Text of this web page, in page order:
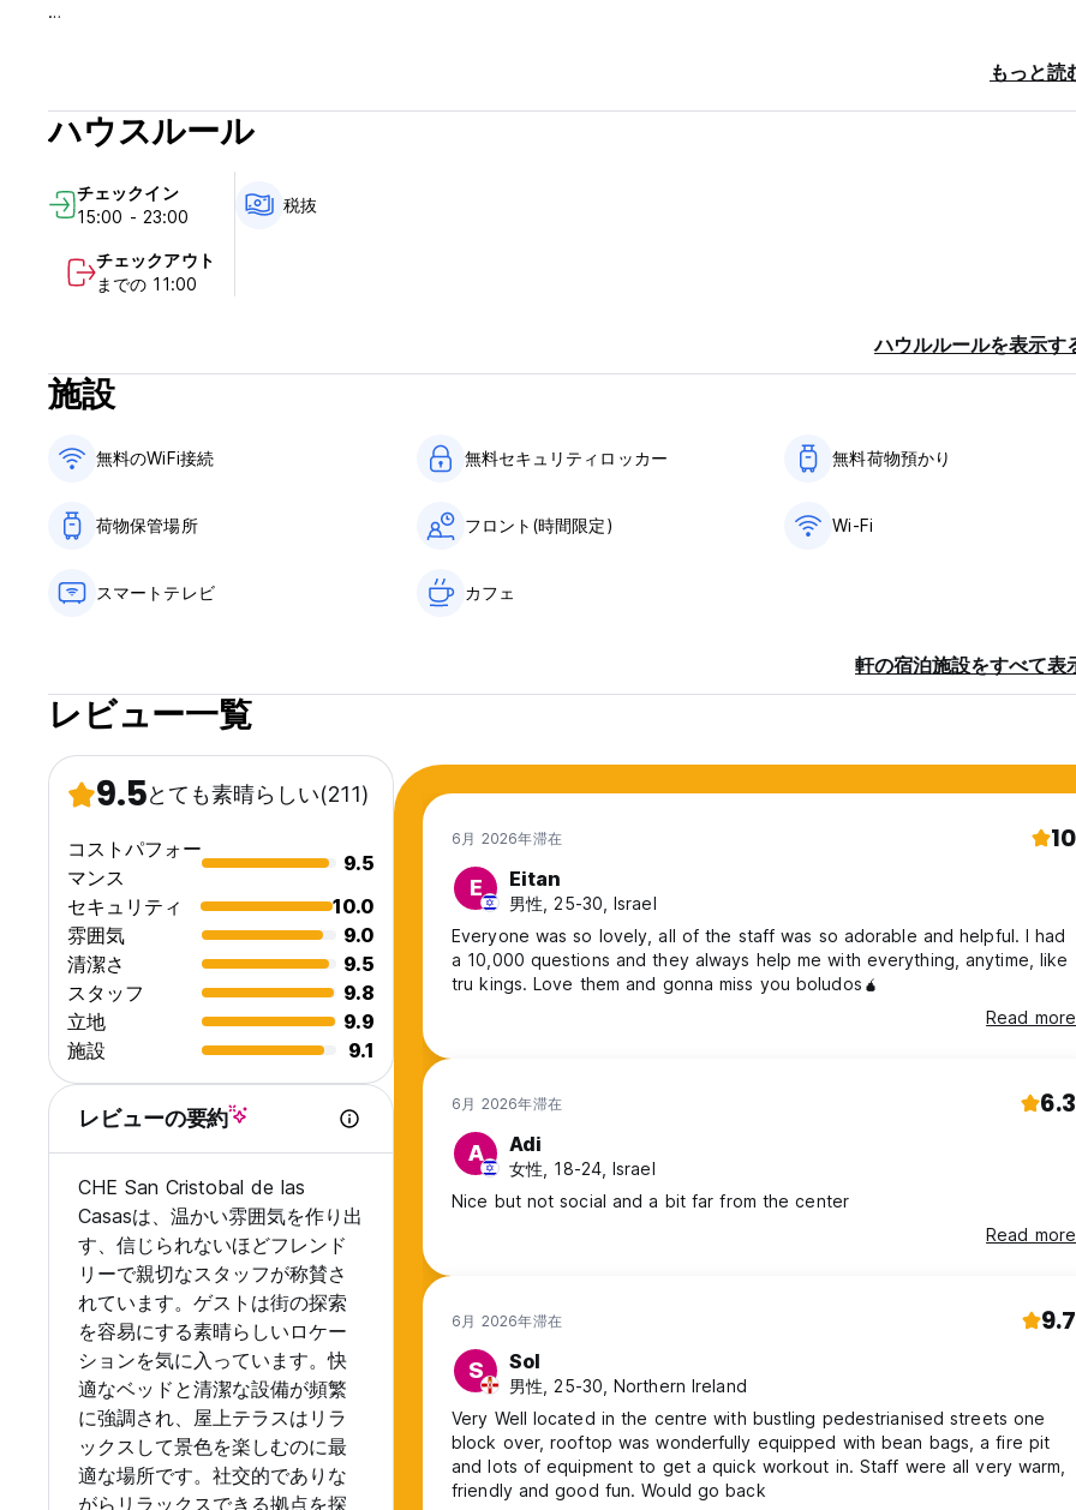
Che San Cristobal brings you everything you already love about our hostels in the Yucatan Peninsula and the Pacific coast,
We are way more than just a bed to sleep in; we are a hub for interaction, entertainment, and exploration. Every day here is
Our CHE MAKERS crew—your new friends, guides, and partners in crime—will show you the real San Cristobal: the best
spots to eat, what to see, and how to experience the destination like a true local. Step off the tourist trail and dive into the
essence of Chiapas!
Cancellation Policy:
Does not require advance payment.
*** Any applicable charges will be made to the guarantee card used to confirm your booking.
apply).
Check-out: before 11:00.
Payment upon arrival: cash, credit, and debit cards accepted.
Taxes: Not included (18%).
Breakfast: Not included.
General:
Reception from 07:00 to 23:00.
Minors and pets are not allowed.
もっと読
ハウスルール
チェックイン
15:00 - 23:00
チェックアウト
までの 11:00
税抜
ハウルルールを表示す
施設
無料のWiFi接続 無料セキュリティロッカー 無料荷物預かり
荷物保管場所 フロント(時間限定) Wi-Fi
スマートテレビ カフェ
軒の宿泊施設をすべて表
レビュー一覧
9.5とても素晴らしい(211)
コストパフォー
マンス
9.5
セキュリティ
10.0
雰囲気
9.0
清潔さ
9.5
スタッフ
9.8
立地
9.9
施設
9.1
レビューの要約
CHE San Cristobal de las
Casasは、温かい雰囲気を作り出
す、信じられないほどフレンド
リーで親切なスタッフが称賛さ
れています。ゲストは街の探索
を容易にする素晴らしいロケー
ションを気に入っています。快
適なベッドと清潔な設備が頻繁
に強調され、屋上テラスはリラ
ックスして景色を楽しむのに最
適な場所です。社交的でありな
がらリラックスできる拠点を探
6月 2026年滞在 10
E Eitan
男性, 25-30, Israel
Everyone was so lovely, all of the staff was so adorable and helpful. I had
a 10,000 questions and they always help me with everything, anytime, like
tru kings. Love them and gonna miss you boludos🧉
Read more
6月 2026年滞在 6.3
A Adi
女性, 18-24, Israel
Nice but not social and a bit far from the center
Read more
6月 2026年滞在 9.7
S Sol
男性, 25-30, Northern Ireland
Very Well located in the centre with bustling pedestrianised streets one
block over, rooftop was wonderfully equipped with bean bags, a fire pit
and lots of equipment to get a quick workout in. Staff were all very warm,
friendly and good fun. Would go back